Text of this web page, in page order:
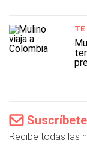
TE
Recibe todas las